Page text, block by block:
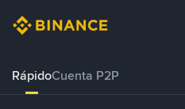
RápidoCuenta P2P